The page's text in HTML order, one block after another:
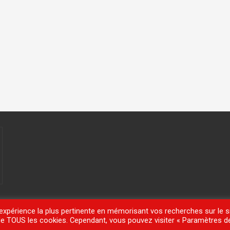
la plus pertinente en mémorisant vos recherches sur le
les cookies. Cependant, vous pouvez visiter « Paramètres